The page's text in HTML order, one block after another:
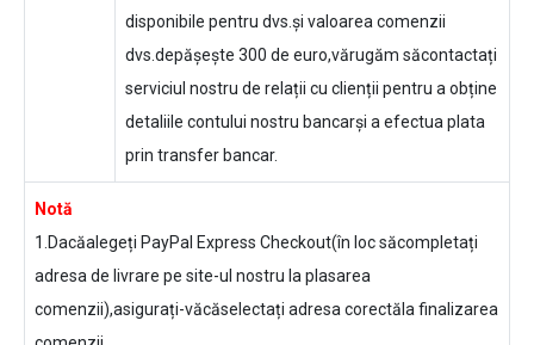
disponibile pentru dvs.și valoarea comenzii
dvs.depășește 300 de euro,vărugăm săcontactați
serviciul nostru de relații cu clienții pentru a obține
detaliile contului nostru bancarși a efectua plata
prin transfer bancar.
Notă
1.Dacăalegeți PayPal Express Checkout(în loc săcompletați
adresa de livrare pe site-ul nostru la plasarea
comenzii),asigurați-văcăselectați adresa corectăla finalizarea